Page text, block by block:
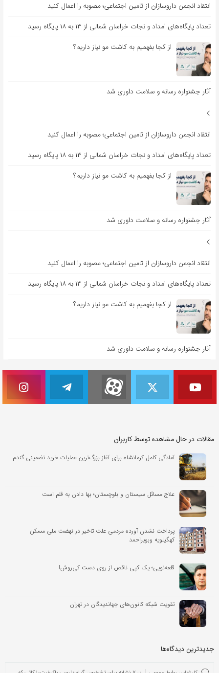
انتقاد انجمن داروسازان از تامین اجتماعی؛ مصوبه را اعمال کنید
تعداد پایگاه‌های امداد و نجات خراسان شمالی از ۱۳ به ۱۸ پایگاه رسید
از کجا بفهمیم به کاشت مو نیاز داریم؟
آثار جشنواره رسانه و سلامت داوری شد
انتقاد انجمن داروسازان از تامین اجتماعی؛ مصوبه را اعمال کنید
تعداد پایگاه‌های امداد و نجات خراسان شمالی از ۱۳ به ۱۸ پایگاه رسید
از کجا بفهمیم به کاشت مو نیاز داریم؟
آثار جشنواره رسانه و سلامت داوری شد
انتقاد انجمن داروسازان از تامین اجتماعی؛ مصوبه را اعمال کنید
تعداد پایگاه‌های امداد و نجات خراسان شمالی از ۱۳ به ۱۸ پایگاه رسید
از کجا بفهمیم به کاشت مو نیاز داریم؟
آثار جشنواره رسانه و سلامت داوری شد
مقالات در حال مشاهده توسط کاربران
آمادگی کامل کرمانشاه برای آغاز بزرگ‌ترین عملیات خرید تضمینی گندم
علاج مسائل سیستان و بلوچستان؛ بها دادن به قلم است
پرداخت نشدن آورده مردمی علت تاخیر در نهضت ملی مسکن
کهگیلویه وبویراحمد
قلعه‌نویی؛ یک کپی ناقص از روی دست کی‌روش!
تقویت شبکه کانون‌های جهاندیدگان در تهران
جدیدترین دیدگاه‌‌ها